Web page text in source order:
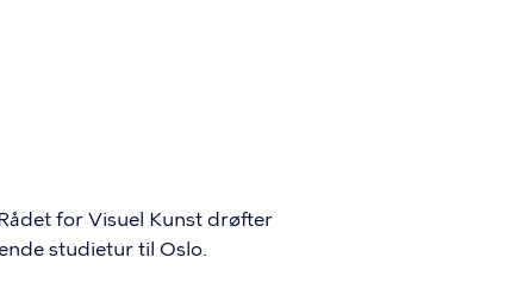
for Visuel Kunst drøfter
studietur til Oslo.